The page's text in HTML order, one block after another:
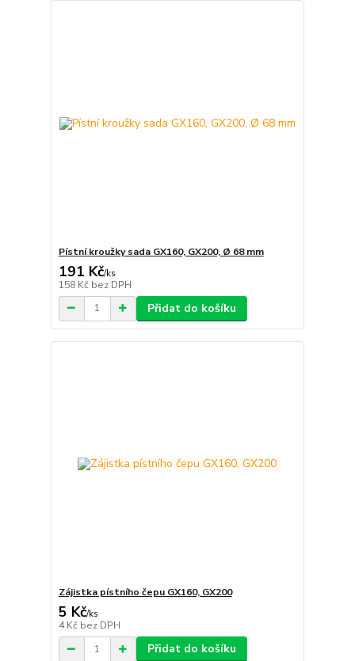
Pístní kroužky sada GX160, GX200, Ø 68 mm
191 Kč/ks
158 Kč bez DPH
Přidat do košíku
Zájistka pístního čepu GX160, GX200
5 Kč/ks
4 Kč bez DPH
Přidat do košíku